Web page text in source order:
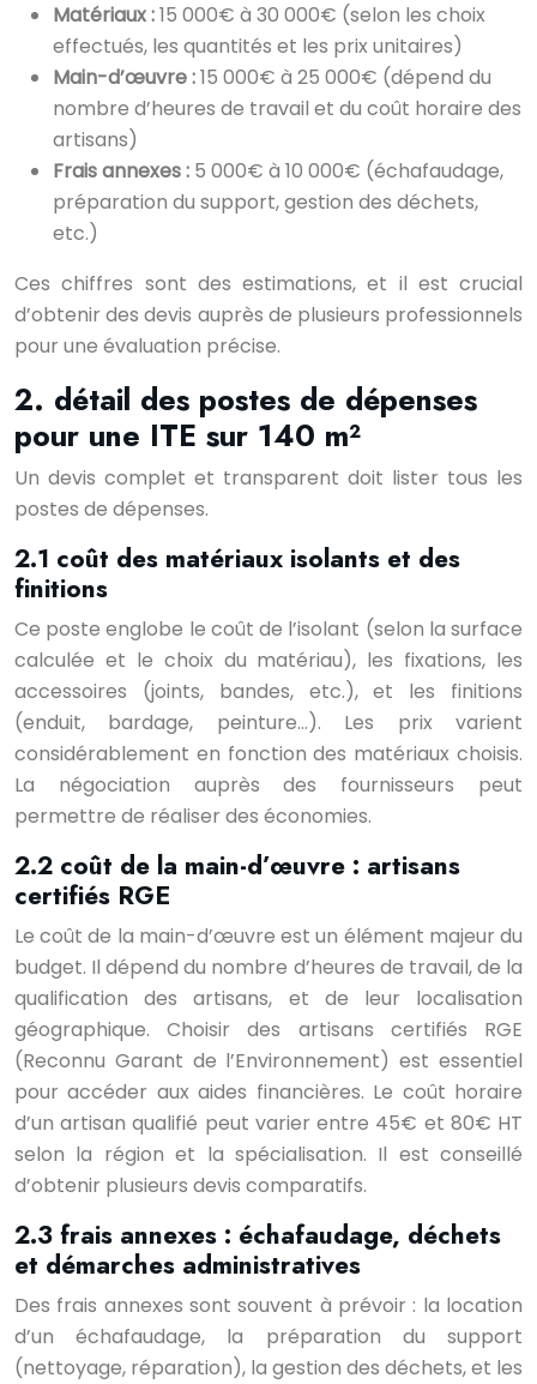
Matériaux :15 000€ à 30 000€ (selon les choix
effectués, les quantités et les prix unitaires)
Main-d’œuvre :15 000€ à 25 000€ (dépend du
nombre d’heures de travail et du coût horaire des
artisans)
Frais annexes : 5 000€ à 10 000€ (échafaudage,
préparation du support, gestion des déchets,
etc.)
Ces chiffres sont des estimations, et il est crucial
d’obtenir des devis auprès de plusieurs professionnels
pour une évaluation précise.
2. détail des postes de dépenses
pour une ITE sur 140 m²
Un devis complet et transparent doit lister tous les
postes de dépenses.
2.1 coût des matériaux isolants et des
finitions
Ce poste englobe le coût de l’isolant (selon la surface
calculée et le choix du matériau), les fixations, les
accessoires (joints, bandes, etc.), et les finitions
(enduit, bardage, peinture…). Les prix varient
considérablement en fonction des matériaux choisis.
La négociation auprès des fournisseurs peut
permettre de réaliser des économies.
2.2 coût de la main-d’œuvre : artisans
certifiés RGE
Le coût de la main-d’œuvre est un élément majeur du
budget. Il dépend du nombre d’heures de travail, de la
qualification des artisans, et de leur localisation
géographique. Choisir des artisans certifiés RGE
(Reconnu Garant de l’Environnement) est essentiel
pour accéder aux aides financières. Le coût horaire
d’un artisan qualifié peut varier entre 45€ et 80€ HT
selon la région et la spécialisation. Il est conseillé
d’obtenir plusieurs devis comparatifs.
2.3 frais annexes : échafaudage, déchets
et démarches administratives
Des frais annexes sont souvent à prévoir : la location
d’un échafaudage, la préparation du support
(nettoyage, réparation), la gestion des déchets, et les